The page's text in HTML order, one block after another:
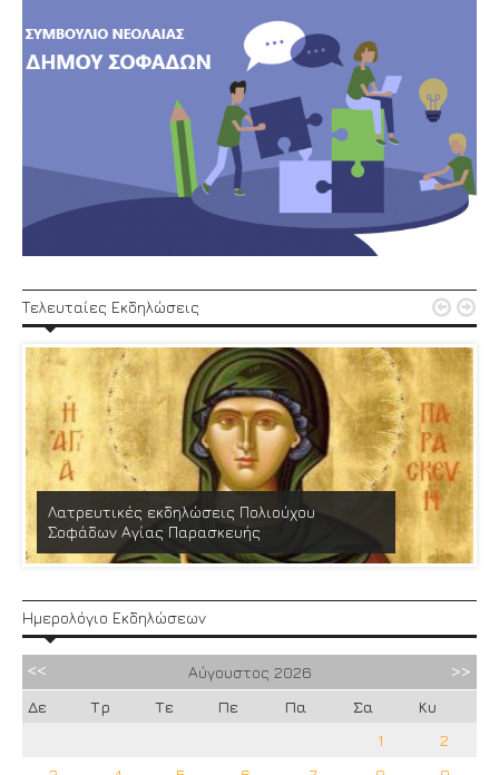
Τελευταίες Εκδηλώσεις
Λατρευτικές εκδηλώσεις Πολιούχου
Σοφάδων Αγίας Παρασκευής
 
Ημερολόγιο Εκδηλώσεων
Αύγουστος 2026
Δε
Τρ Τε Πε Πα Σα
Κυ
1
2